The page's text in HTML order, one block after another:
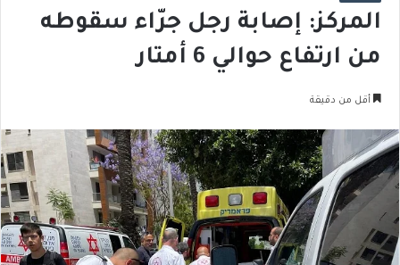
المركز: إصابة رجل جرّاء سقوطه
من ارتفاع حوالي 6 أمتار
أقل من دقيقة